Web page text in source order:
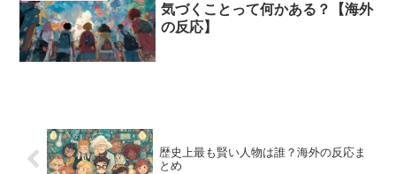
気づくことって何かある？【海外
の反応】
歴史上最も賢い人物は誰？海外の反応ま
とめ